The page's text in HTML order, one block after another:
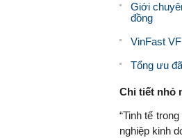
Giới
đồng
VinFast
Tổng ưu
Chi tiết nhỏ
“Tinh tế
nghiệp kinh